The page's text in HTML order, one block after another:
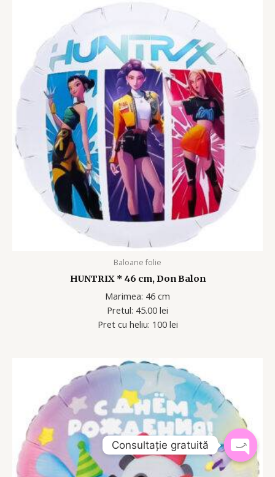
Baloane folie
HUNTRIX * 46 cm, Don Balon
Marimea: 46 cm
Pretul: 45.00 lei
Pret cu heliu: 100 lei
Consultație gratuită
OPEN
CHATY